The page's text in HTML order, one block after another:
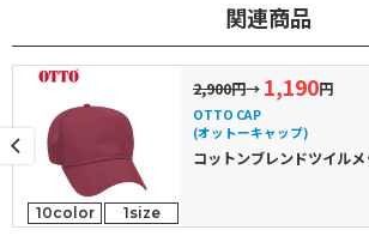
関連商品
10color 1size
2,900円→ 1,190円
OTTO CAP
(オットーキャップ)
コットンブレンドツイル